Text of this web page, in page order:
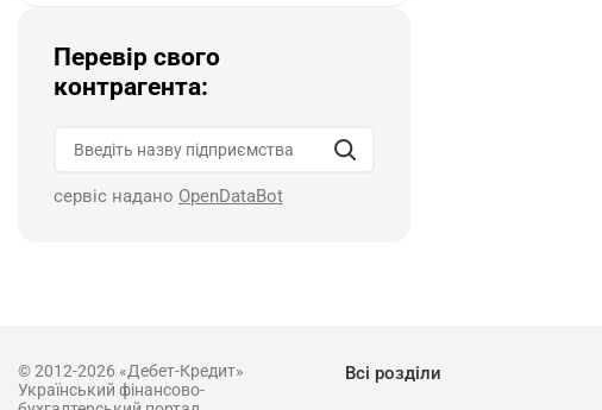
Перевір свого
контрагента:
сервіс надано OpenDataBot
© 2012-2026 «Дебет-Кредит»
Український фінансово-
Всі розділи